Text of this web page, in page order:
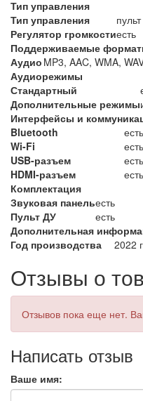
Тип управления
Тип управления
Регулятор громкостиесть
Поддерживаемые
Аудио MP3, AAC, WMA,
Аудиорежимы
Стандартный
Дополнительные режимы
Интерфейсы и
Bluetooth
есть
Wi-Fi
есть
USB-разъем
есть
HDMI-разъем
есть
Комплектация
Звуковая панельесть
Пульт ДУ
есть
Дополнительная
Год производства
2022
Отзывы о
Отзывов пока еще нет.
Написать отзыв
Ваше имя: